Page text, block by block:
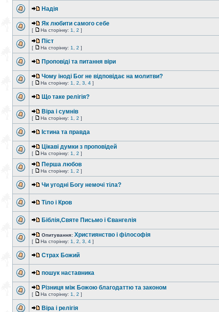
Надія
Як любити самого себе
[ На сторінку: 1 2 ]
Піст
[ На сторінку: 1 2 ]
Проповіді та питання віри
Чому іноді Бог не відповідає на молитви?
[ На сторінку: 1 2 3 4 ]
Що таке релігія?
Віра і сумнів
[ На сторінку: 1 2 ]
Істина та правда
Цікаві думки з проповідей
[ На сторінку: 1 2 ]
Перша любов
[ На сторінку: 1 2 ]
Чи угодні Богу немочі тіла?
Тіло і Кров
Біблія,Святе Письмо і Євангелія
Опитування: Християнство і філософія
[ На сторінку: 1 2 3 4 ]
Страх Божий
пошук наставника
Різниця між Божою благодаттю та законом
[ На сторінку: 1 2 ]
Віра і релігія